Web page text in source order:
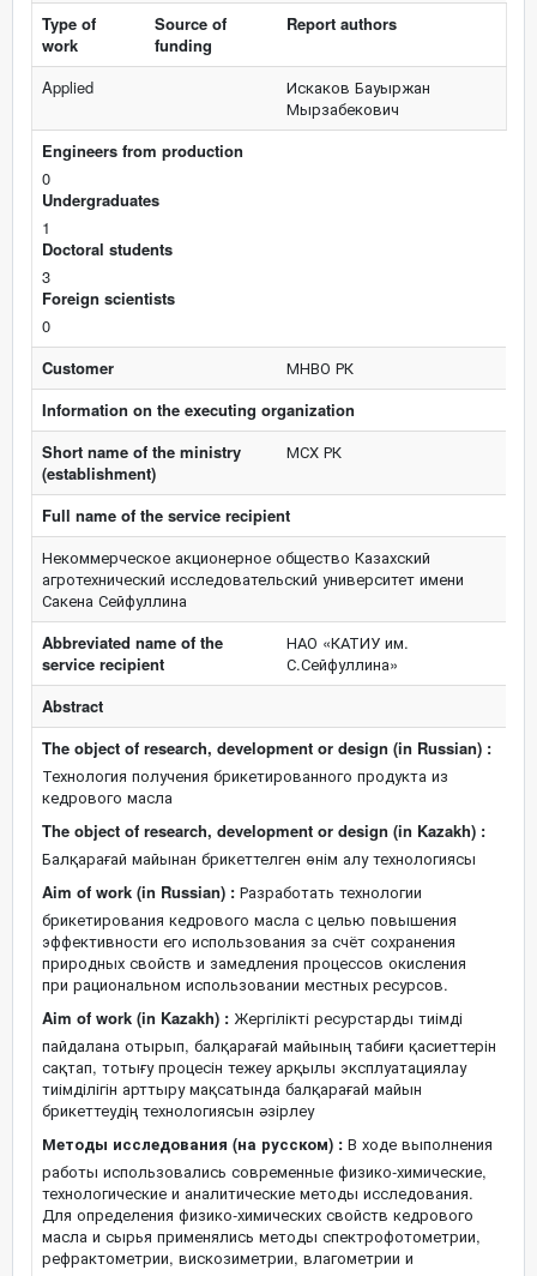
Type of
work
Source of
funding
Report authors
Applied
Искаков Бауыржан
Мырзабекович
Engineers from production
0
Undergraduates
1
Doctoral students
3
Foreign scientists
0
Customer
МНВО РК
Information on the executing organization
Short name of the ministry
(establishment)
МСХ РК
Full name of the service recipient
Некоммерческое акционерное общество Казахский
агротехнический исследовательский университет имени
Сакена Сейфуллина
Abbreviated name of the
service recipient
НАО «КАТИУ им.
С.Сейфуллина»
Abstract
The object of research, development or design (in Russian) :
Технология получения брикетированного продукта из
кедрового масла
The object of research, development or design (in Kazakh) :
Балқарағай майынан брикеттелген өнім алу технологиясы
Aim of work (in Russian) : Разработать технологии
брикетирования кедрового масла с целью повышения
эффективности его использования за счёт сохранения
природных свойств и замедления процессов окисления
при рациональном использовании местных ресурсов.
Aim of work (in Kazakh) : Жергілікті ресурстарды тиімді
пайдалана отырып, балқарағай майының табиғи қасиеттерін
сақтап, тотығу процесін тежеу арқылы эксплуатациялау
тиімділігін арттыру мақсатында балқарағай майын
брикеттеудің технологиясын әзірлеу
Методы исследования (на русском) : В ходе выполнения
работы использовались современные физико-химические,
технологические и аналитические методы исследования.
Для определения физико-химических свойств кедрового
масла и сырья применялись методы спектрофотометрии,
рефрактометрии, вискозиметрии, влагометрии и